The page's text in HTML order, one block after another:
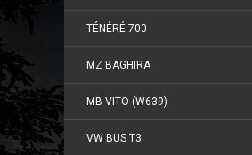
TÉNÉRÉ 700
MZ BAGHIRA
MB VITO (W639)
VW BUS T3